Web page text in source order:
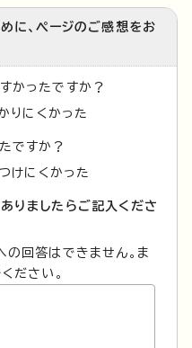
に、ページのご感想をお
かったですか？
りにくかった
ですか？
けにくかった
りましたらご記入くださ
回答はできません。ま
ださい。